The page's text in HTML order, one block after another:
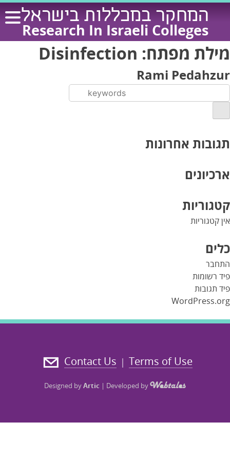
Skip
content
המחקר במכללות בישראל
Research In Israeli Colleges
מילת מפתח: Disinfection
Rami Pedahzur
תגובות אחרונות
ארכיונים
קטגוריות
אין קטגוריות
כלים
התחבר
פיד רשומות
פיד תגובות
WordPress.org
Terms of Use
|
Contact Us
Designed byArtic | Developed by